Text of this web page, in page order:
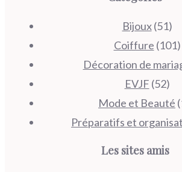
Bijoux(51)
Coiffure (101)
Décoration de
EVJF (52)
Mode et Beauté
Préparatifs et
Les sites amis